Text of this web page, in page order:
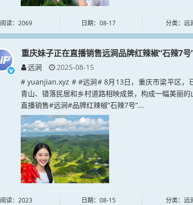
阅读：2069 日期：08-17 分类：远
重庆妹子正在直播销售远涧品牌红辣椒“石辣7号
远涧
2025-08-15
# yuanjian.xyz # #远涧# 8月13日，重庆市梁平区，
青山、错落民居和乡村道路相映成景，构成一幅美丽
直播销售#远涧#品牌红辣椒“石辣7号”...
阅读：2023 日期：08-15 分类：远